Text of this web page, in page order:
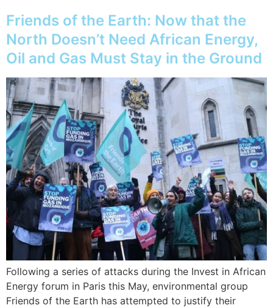
Friends of the Earth: Now that the
North Doesn’t Need African Energy,
Oil and Gas Must Stay in the Ground
Following a series of attacks during the Invest in African
Energy forum in Paris this May, environmental group
Friends of the Earth has attempted to justify their